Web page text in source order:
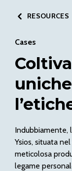
RESOURCES
Cases
Indubbiamente,
Ysios, situata
meticolosa
legame